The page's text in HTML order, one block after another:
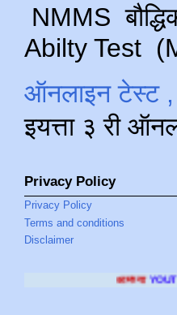
NMMS
Abilty Test
ऑनलाइन टेस्ट ,
इयत्ता ३ री
Privacy Policy
Privacy Policy
Terms and conditions
Disclaimer
YOUTUBE CHANNELला